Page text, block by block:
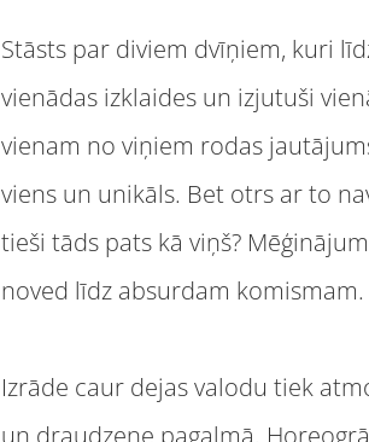
Stāsts par diviem dvīņiem, kuri
vienādas izklaides un izjutuši
vienam no viņiem rodas
viens un unikāls. Bet otrs ar to
tieši tāds pats kā viņš?
noved līdz absurdam komismam.
Izrāde caur dejas valodu tiek
un draudzene pagalmā.